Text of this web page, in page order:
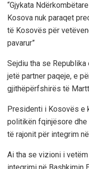
“Gjykata
Kosova nuk paraqet
të Kosovës për
pavarur”
Sejdiu tha se
jetë partner paqeje, e
gjithëpërfshirës të
Presidenti i Kosovës e
politikën fqinjësore dhe
të rajonit për integrim
Ai tha se vizioni i